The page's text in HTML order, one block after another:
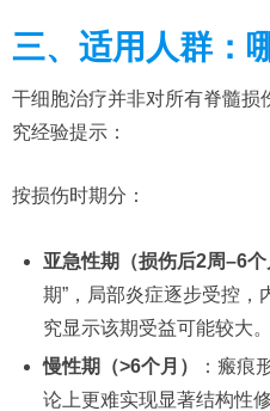
三、适用人群：
干细胞治疗并非对所有脊髓损
究经验提示：
按损伤时期分：
亚急性期（损伤后2周–6个
期”，局部炎症逐步受控，
究显示该期受益可能较大。
慢性期（>6个月）
：瘢痕
论上更难实现显著结构性